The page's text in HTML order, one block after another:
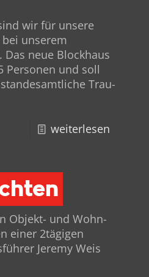
wir für unsere
unserem
neue Block­haus
Per­so­n­en und soll
Trau­
weiterlesen
Objekt- und Wohn­
ein­er 2tägigen
Jere­my Weis